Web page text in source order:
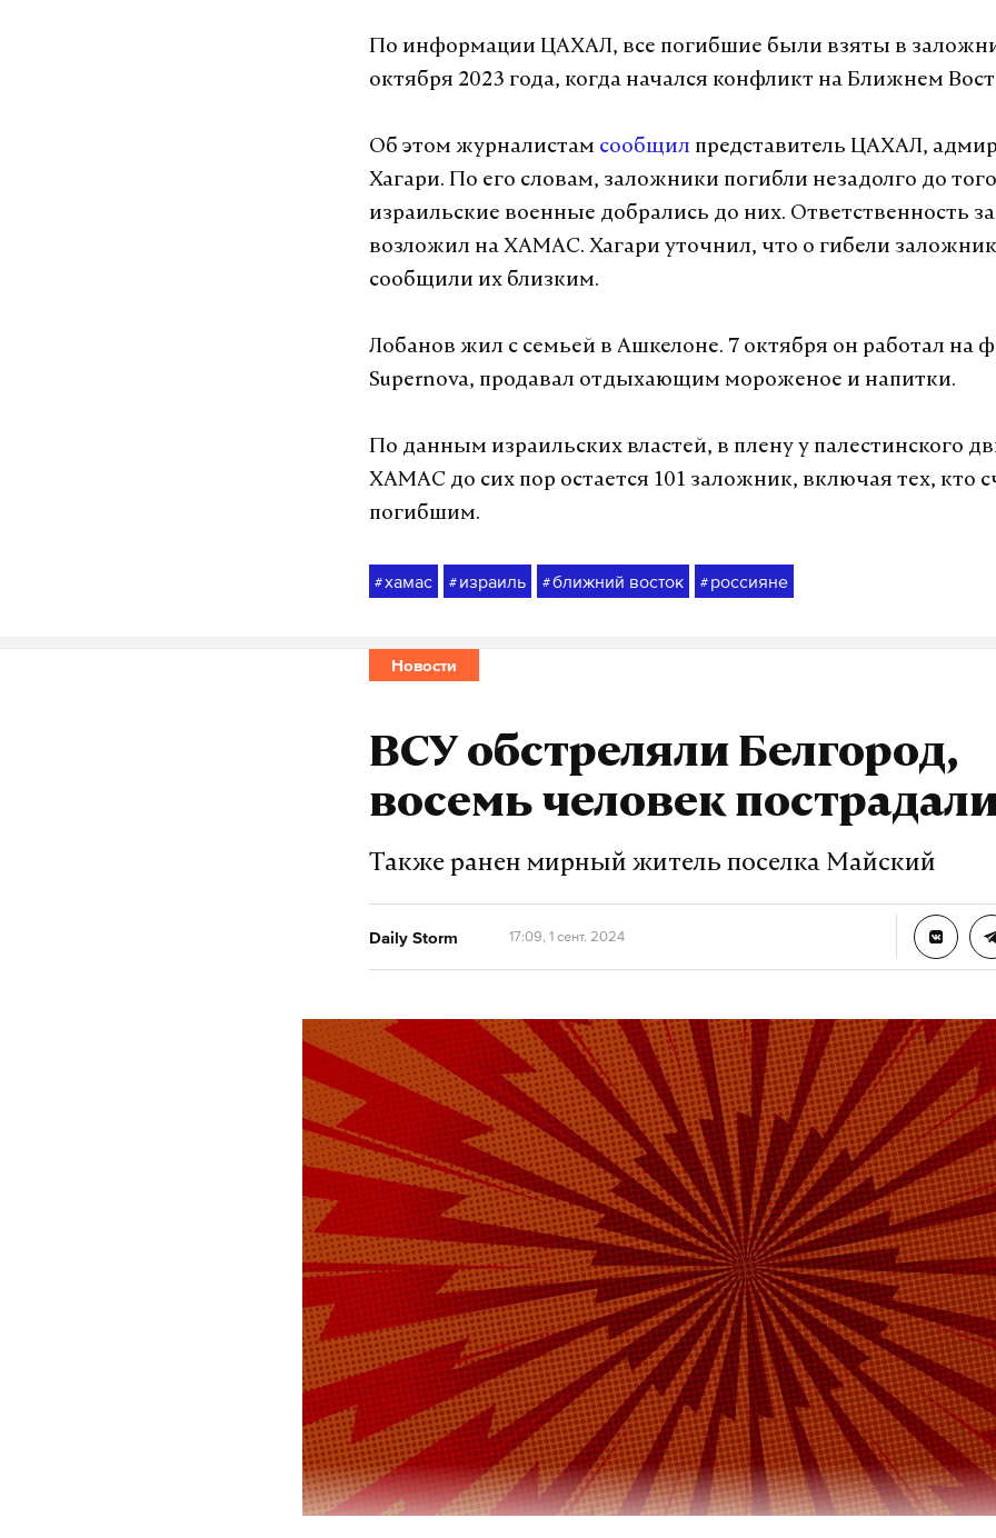
По информации ЦАХАЛ, все погибшие были взяты в
октября 2023 года, когда начался конфликт на Ближнем
Об этом журналистам сообщил представитель ЦАХАЛ,
Хагари. По его словам, заложники погибли незадолго до
израильские военные добрались до них. Ответственность
возложил на ХАМАС. Хагари уточнил, что о гибели
сообщили их близким.
Лобанов жил с семьей в Ашкелоне. 7 октября он работал на
Supernova, продавал отдыхающим мороженое и напитки.
По данным израильских властей, в плену у палестинского
ХАМАС до сих пор остается 101 заложник, включая тех, кто
погибшим.
#хамас # израиль #ближний восток # россияне
Новости
ВСУ обстреляли Белгород,
восемь человек
Также ранен мирный житель поселка Майский
Daily Storm 17:09, 1 сент. 2024